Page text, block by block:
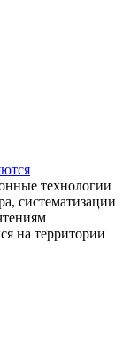
технологии
систематизации
на территории